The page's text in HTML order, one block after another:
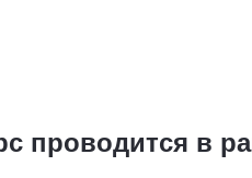
проводится в